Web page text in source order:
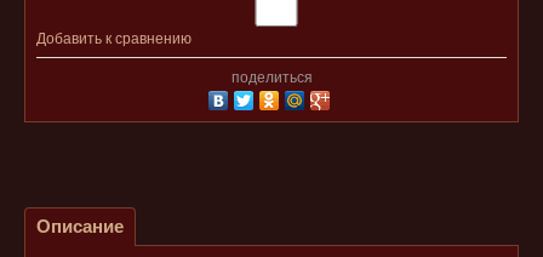
Добавить к сравнению
поделиться
Описание